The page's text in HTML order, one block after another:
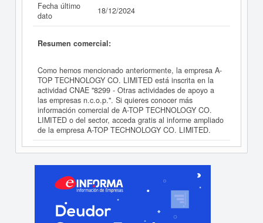
Fecha último
dato
18/12/2024
Resumen comercial:
Como hemos mencionado anteriormente, la empresa A-
TOP TECHNOLOGY CO. LIMITED está inscrita en la
actividad CNAE "8299 - Otras actividades de apoyo a
las empresas n.c.o.p.". Si quieres conocer más
información comercial de A-TOP TECHNOLOGY CO.
LIMITED o del sector, acceda gratis al informe ampliado
de la empresa A-TOP TECHNOLOGY CO. LIMITED.